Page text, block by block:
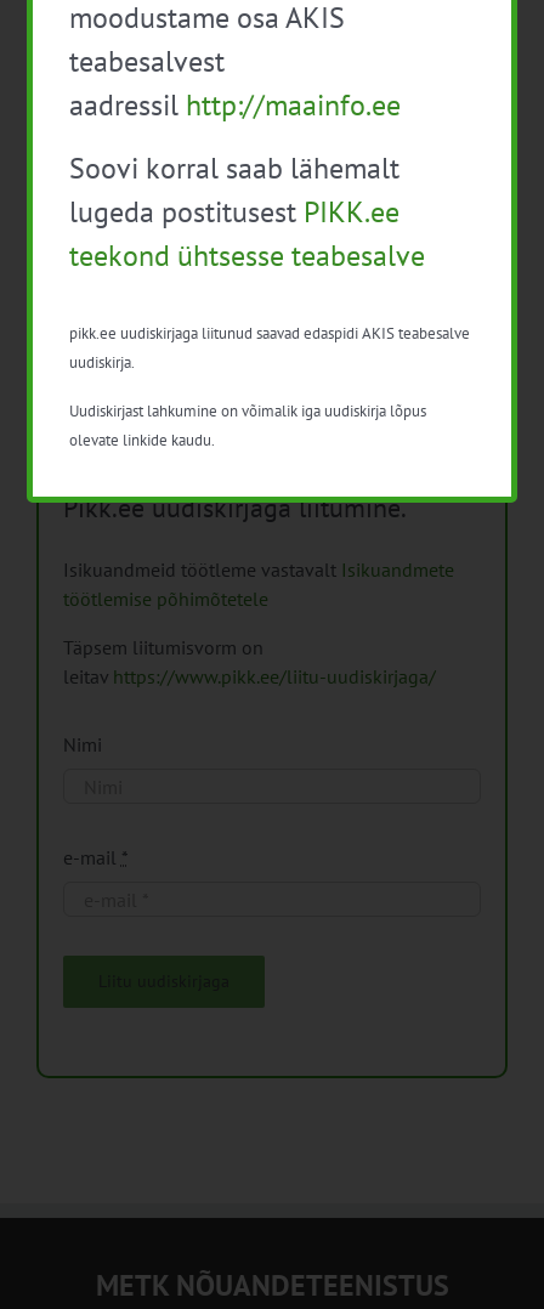
Isikukaitsevahendid ja ohutusnõuded
taimekaitsetöödel
Mida näitavad toiduohutuse seirearuanded
Arhiiv
Pikk.ee uudiskirjaga liitumine.
Isikuandmeid töötleme vastavalt Isikuandmete
töötlemise põhimõtetele
Täpsem liitumisvorm on
leitav https://www.pikk.ee/liitu-uudiskirjaga/
Nimi
e-mail *
METK NÕUANDETEENISTUS
moodustame osa AKIS
teabesalvest
aadressil http://maainfo.ee
Soovi korral saab lähemalt
lugeda postitusest PIKK.ee
teekond ühtsesse teabesalve
pikk.ee uudiskirjaga liitunud saavad edaspidi AKIS teabesalve
uudiskirja.
Uudiskirjast lahkumine on võimalik iga uudiskirja lõpus
olevate linkide kaudu.